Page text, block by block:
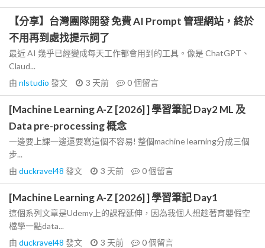
【分享】台灣團隊開發 免費 AI Prompt 管理網站，終於
不用再到處找提示詞了
最近 AI 幾乎已經變成每天工作都會用到的工具。像是 ChatGPT、
Claud...
由 nlstudio 發文 3 天前 0個留言
[Machine Learning A-Z [2026] ] 學習筆記 Day2 ML 及
Data pre-processing 概念
一邊要上課一邊還要寫這個不容易! 整個machine learning分成三個
步...
由 duckravel48 發文 3 天前 0個留言
[Machine Learning A-Z [2026] ] 學習筆記 Day1
這個系列文章是Udemy上的課程延伸，因為我個人想趁著育嬰假空
檔學一點data...
由 duckravel48 發文 3 天前 0個留言